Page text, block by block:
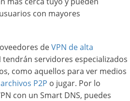
con mayores
deVPN de alta
tendrán servidores especializados
como aquellos para ver medios
P2P o jugar. Por lo
con un Smart DNS, puedes